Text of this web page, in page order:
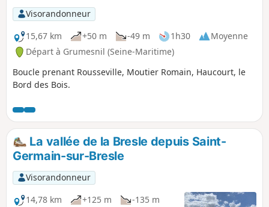
Visorandonneur
15,67 km
+50 m -49 m 1h30
Moyenne
Départ à Grumesnil (Seine-Maritime)
Boucle prenant Rousseville, Moutier Romain, Haucourt, le
Bord des Bois.
La vallée de la Bresle depuis Saint-
Germain-sur-Bresle
Visorandonneur
14,78 km
+125 m
-135 m